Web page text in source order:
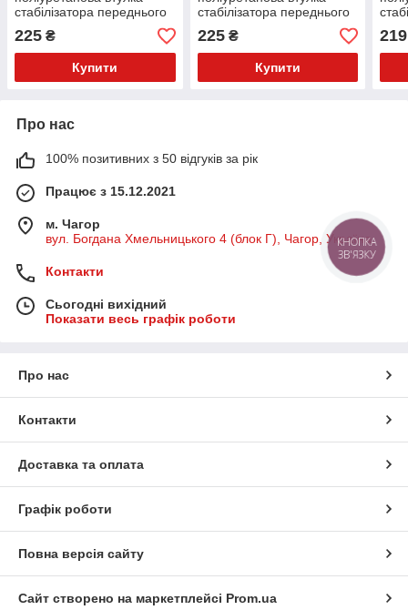
стабілізатора переднього
PolyBush (аналог) v17
225 ₴
Купити
стабілізатора переднього
PolyBush (аналог) v17
225₴
Купити
219
Про нас
100% позитивних з 50 відгуків за рік
Працює з 15.12.2021
м. Чагор
вул. Богдана Хмельницького 4 (блок Г), Чагор, Україна
Контакти
Сьогодні вихідний
Показати весь графік роботи
Про нас
Контакти
Доставка та оплата
Графік роботи
Повна версія сайту
Сайт створено на маркетплейсі Prom.ua
КНОПКА
ЗВ'ЯЗКУ